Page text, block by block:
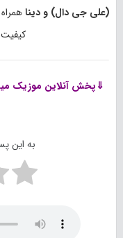
(علی جی دال) و دینا
⇓پخش آنلاین موزیک
به این